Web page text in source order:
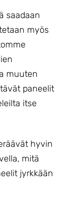
saadaan
myös
muuten
paneelit
itse
hyvin
mitä
jyrkkään